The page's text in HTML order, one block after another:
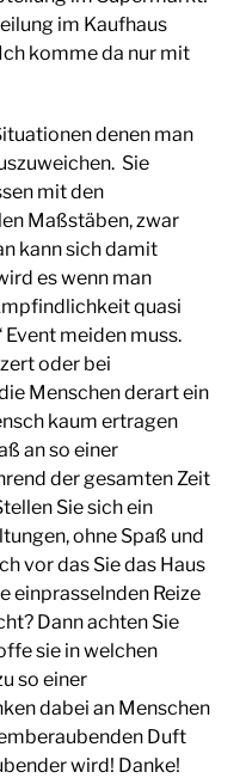
im Kaufhaus
komme da nur mit
denen man
Sie
mit den
Maßstäben, zwar
kann sich damit
es wenn man
quasi
meiden muss.
oder bei
Menschen derart ein
kaum ertragen
an so einer
der gesamten Zeit
Sie sich ein
ohne Spaß und
vor das Sie das Haus
einprasselnden Reize
Dann achten Sie
sie in welchen
so einer
dabei an Menschen
Duft
wird! Danke!